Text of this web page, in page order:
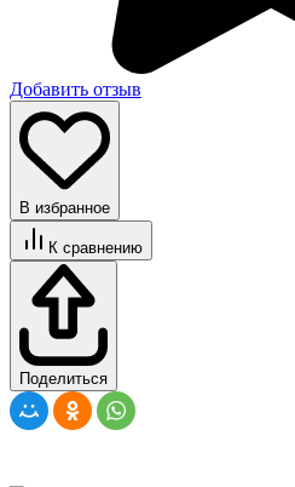
Добавить отзыв
В избранное
К сравнению
Поделиться